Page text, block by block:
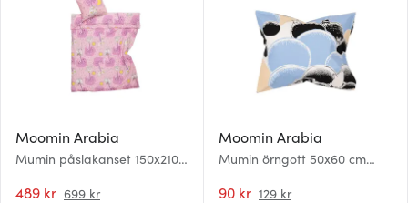
Moomin Arabia
Mumin påslakanset 150x210
489 kr 699 kr
Moomin Arabia
Mumin örngott 50x60 cm
90 kr 129 kr